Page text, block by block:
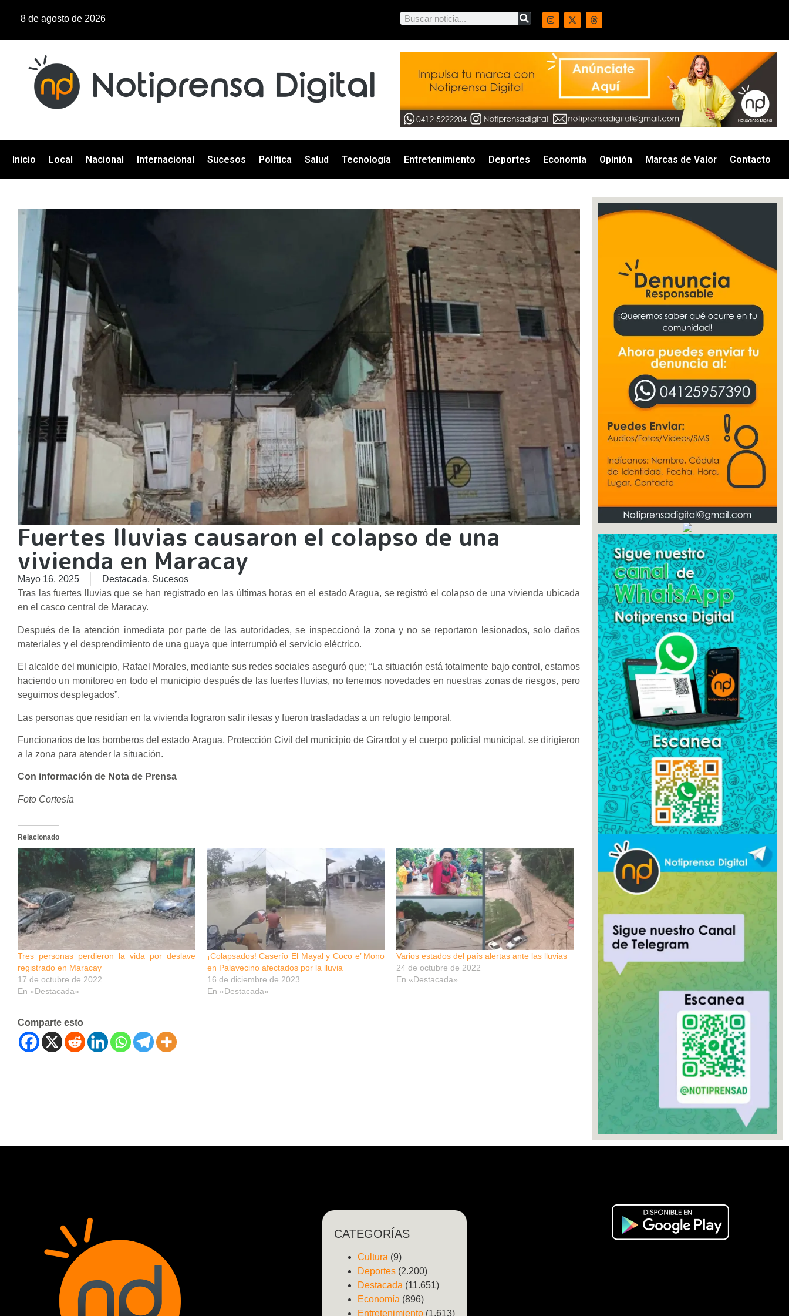
8 de agosto de 2026
Inicio Local Nacional Internacional Sucesos Política Salud Tecnología Entretenimiento Deportes Economía Opinión Marcas de Valor Contacto
Fuertes lluvias causaron el colapso de una
vivienda en Maracay
Mayo 16, 2025 Destacada, Sucesos
Tras las fuertes lluvias que se han registrado en las últimas horas en el estado Aragua, se registró el colapso de una vivienda ubicada
en el casco central de Maracay.
Después de la atención inmediata por parte de las autoridades, se inspeccionó la zona y no se reportaron lesionados, solo daños
materiales y el desprendimiento de una guaya que interrumpió el servicio eléctrico.
El alcalde del municipio, Rafael Morales, mediante sus redes sociales aseguró que; “La situación está totalmente bajo control, estamos
haciendo un monitoreo en todo el municipio después de las fuertes lluvias, no tenemos novedades en nuestras zonas de riesgos, pero
seguimos desplegados”.
Las personas que residían en la vivienda lograron salir ilesas y fueron trasladadas a un refugio temporal.
Funcionarios de los bomberos del estado Aragua, Protección Civil del municipio de Girardot y el cuerpo policial municipal, se dirigieron
a la zona para atender la situación.
Con información de Nota de Prensa
Foto Cortesía
Relacionado
Tres personas perdieron la vida por deslave
registrado en Maracay
17 de octubre de 2022
En «Destacada»
¡Colapsados! Caserío El Mayal y Coco e’ Mono
en Palavecino afectados por la lluvia
16 de diciembre de 2023
En «Destacada»
Varios estados del país alertas ante las lluvias
24 de octubre de 2022
En «Destacada»
Comparte esto
CATEGORÍAS
Cultura(9)
Deportes(2.200)
Destacada(11.651)
Economía(896)
Entretenimiento(1.613)